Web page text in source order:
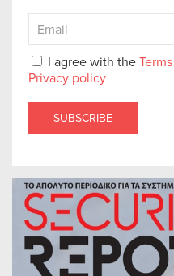
I agree with the
Privacy policy
SUBSCRIBE